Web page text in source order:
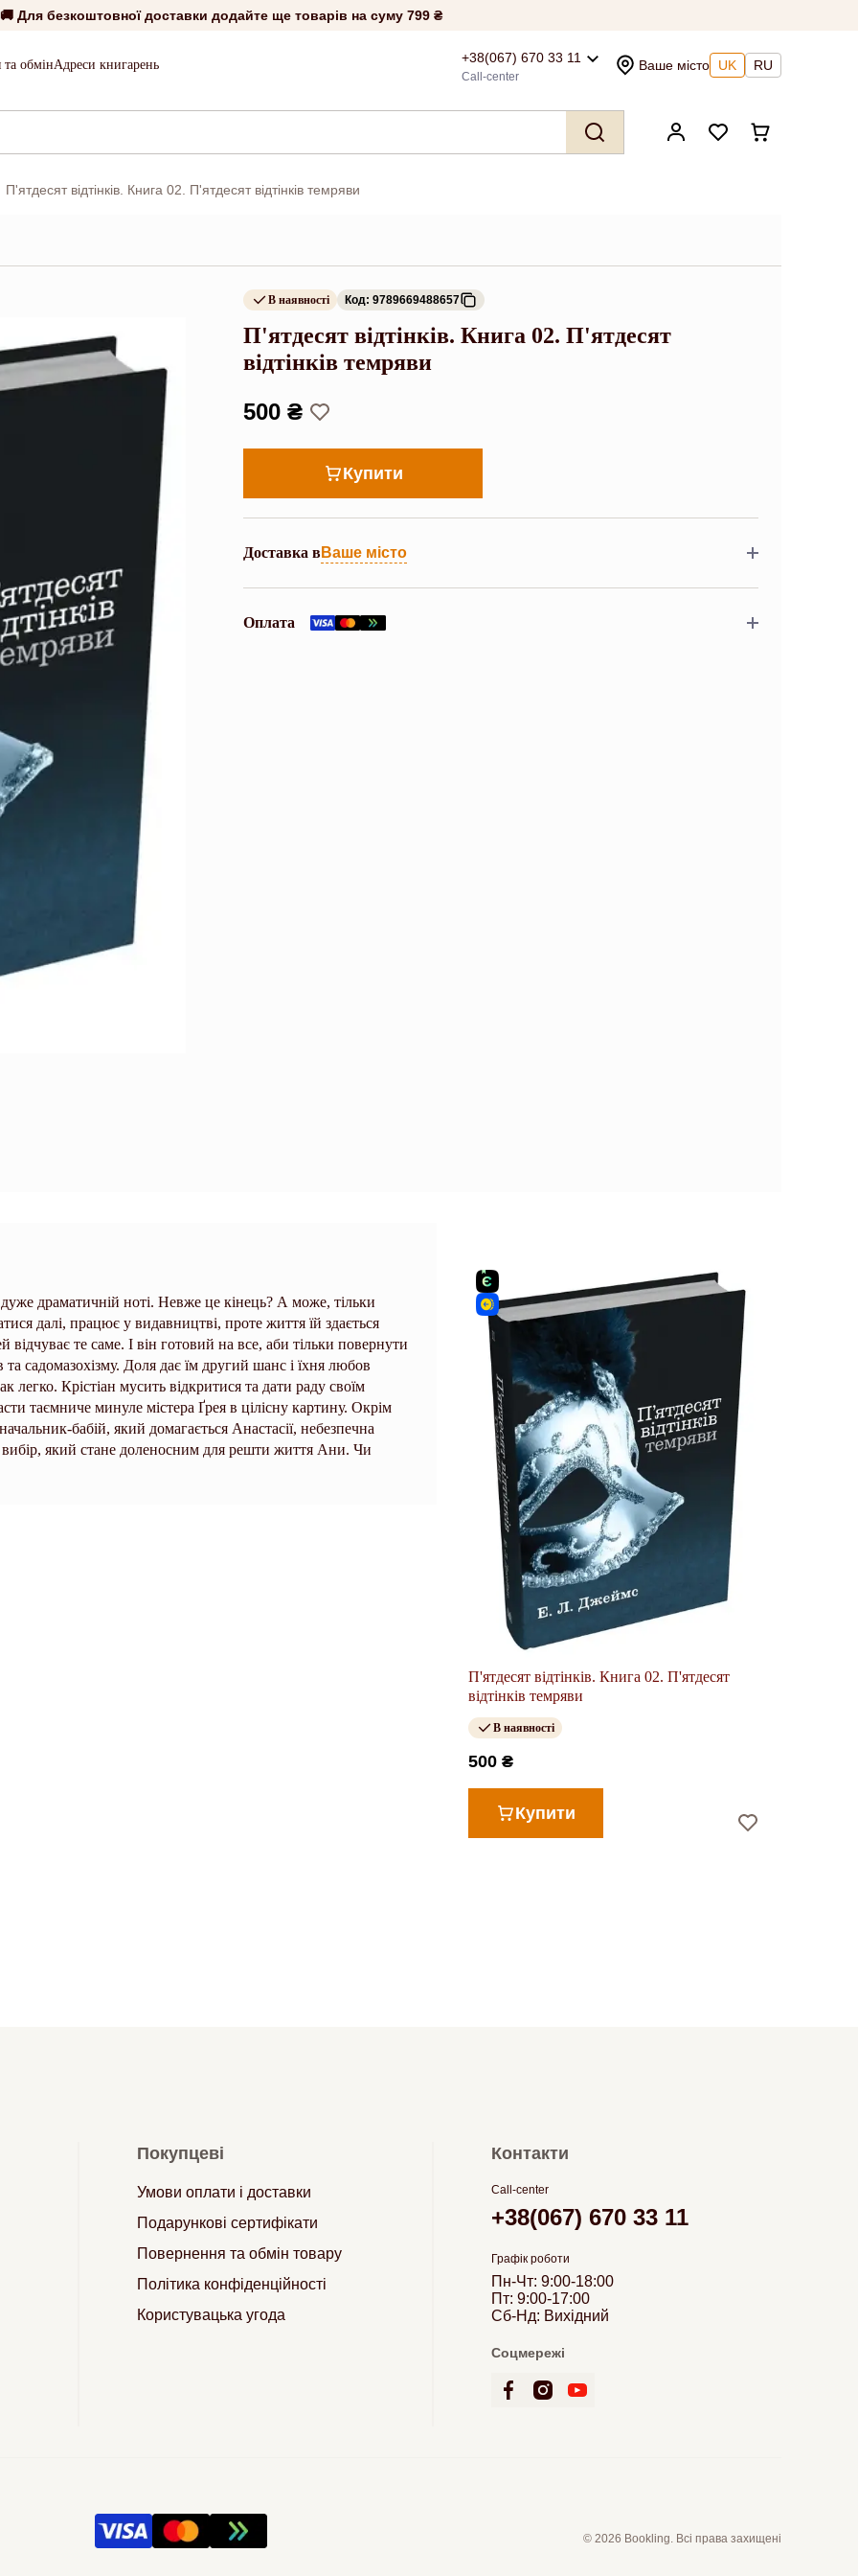
🚚 Для безкоштовної доставки додайте ще товарів на суму 799 ₴
обмінАдреси книгарень +38(067) 670 33 11
Call-center
Ваше місто UK RU
П'ятдесят відтінків. Книга 02. П'ятдесят відтінків темряви
В наявності Код: 9789669488657
П'ятдесят відтінків. Книга 02. П'ятдесят
відтінків темряви
500 ₴
Купити
Доставка вВаше місто
Оплата
драматичній ноті. Невже це кінець? А може, тільки
далі, працює у видавництві, проте життя їй здається
відчуває те саме. І він готовий на все, аби тільки повернути
садомазохізму. Доля дає їм другий шанс і їхня любов
Крістіан мусить відкритися та дати раду своїм
таємниче минуле містера Ґрея в цілісну картину. Окрім
бабій, який домагається Анастасії, небезпечна
який стане доленосним для решти життя Ани. Чи
П'ятдесят відтінків. Книга 02. П'ятдесят
відтінків темряви
В наявності
500 ₴
Купити
Покупцеві
Умови оплати і доставки
Подарункові сертифікати
Повернення та обмін товару
Політика конфіденційності
Користувацька угода
Контакти
Call-center
+38(067) 670 33 11
Графік роботи
Пн-Чт: 9:00-18:00
Пт: 9:00-17:00
Сб-Нд: Вихідний
Соцмережі
© 2026 Bookling. Всі права захищені